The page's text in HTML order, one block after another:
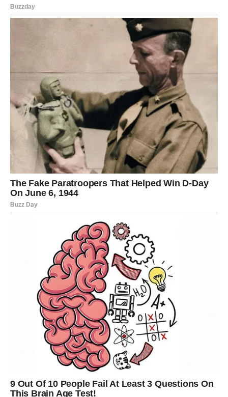
Zvijezde sada poručuju da je vrijeme čekanja završeno.
Sudbina mu donosi priliku da konačno pogleda stvarnosti
u oči i donese odluku koja se već dugo odgađa.
Možda će se raditi o ljubavi.
Možda o poslu.
Možda o odnosu sa osobom koja već dugo zauzima
posebno mjesto u njegovim mislima.
Ali jedno je sigurno – više neće moći ostati između
prošlosti i budućnosti.
Istina koja dolazi mogla bi ga u početku iznenaditi, ali će
mu vrlo brzo pokazati pravi smjer.
Ovan će shvatiti da je mnogo energije trošio na stvari
koje nije mogao promijeniti.
Shvatiće da nije njegova odgovornost da nosi teret svih
problema oko sebe.
I što je najvažnije, počeće vjerovati sebi više nego ikada
Nakon suočavanja sa istinom dolazi veliki nalet
samopouzdanja.